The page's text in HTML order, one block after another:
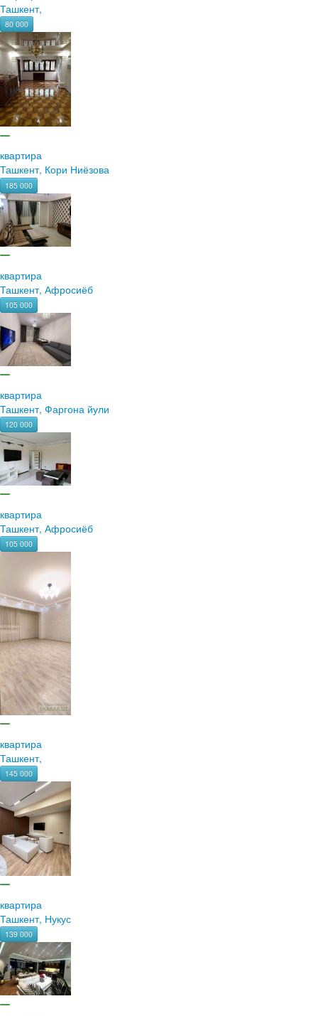
Ташкент,
80 000
квартира
Ташкент, Кори Ниёзова
185 000
квартира
Ташкент, Афросиёб
105 000
квартира
Ташкент, Фаргона йули
120 000
квартира
Ташкент, Афросиёб
105 000
квартира
Ташкент,
145 000
квартира
Ташкент, Нукус
139 000